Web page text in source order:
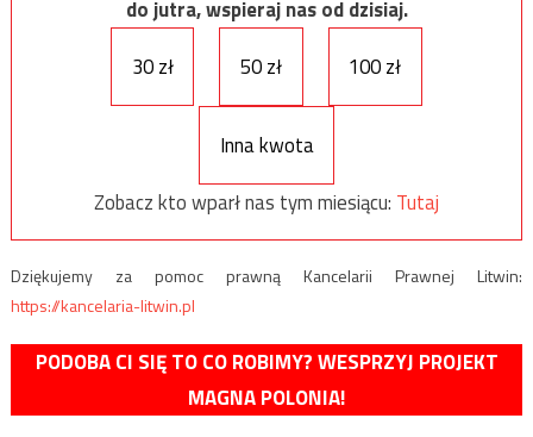
do jutra, wspieraj nas od dzisiaj.
30 zł
50 zł 100 zł
Inna kwota
Zobacz kto wparł nas tym miesiącu: Tutaj
Dziękujemy za pomoc prawną Kancelarii Prawnej Litwin:
https://kancelaria-litwin.pl
PODOBA CI SIĘ TO CO ROBIMY? WESPRZYJ PROJEKT
MAGNA POLONIA!